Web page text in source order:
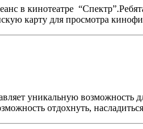
в кинотеатре
карту для просмотра
уникальную возможность
отдохнуть,